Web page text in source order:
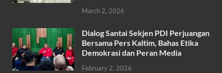
March 2, 2026
Dialog Santai Sekjen PDI Perjuangan
Bersama Pers Kaltim, Bahas Etika
Demokrasi dan Peran Media
February 2, 2026